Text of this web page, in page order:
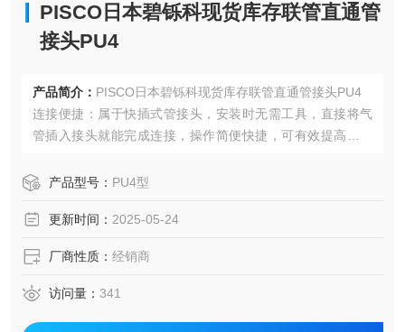
PISCO日本碧铄科现货库存联管直通管
接头PU4
产品简介： PISCO日本碧铄科现货库存联管直通管接头PU4
连接便捷：属于快插式管接头，安装时无需工具，直接将气
管插入接头就能完成连接，操作简便快捷，可有效提高工作
产品型号： PU4型
更新时间： 2025-05-24
厂商性质： 经销商
访问量： 341